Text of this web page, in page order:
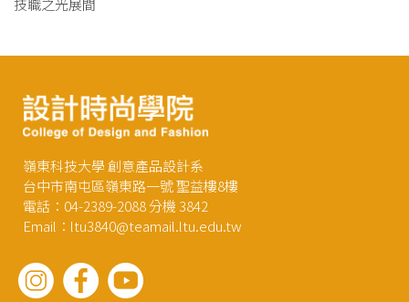
嶺東科技大學 創意產品設計系
台中市南屯區嶺東路一號 聖益樓8樓
電話：04-2389-2088 分機 3842
Email：ltu3840@teamail.ltu.edu.tw